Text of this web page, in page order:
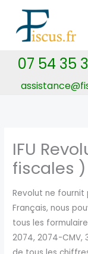
content
07 54 35
IFU
fiscales )
Revolut ne fournit
Français, nous
tous les
2074, 2074-CMV,